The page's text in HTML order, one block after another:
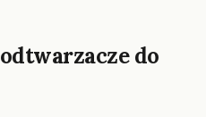
do